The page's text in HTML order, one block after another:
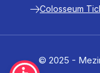
Colosseum
© 2025 -